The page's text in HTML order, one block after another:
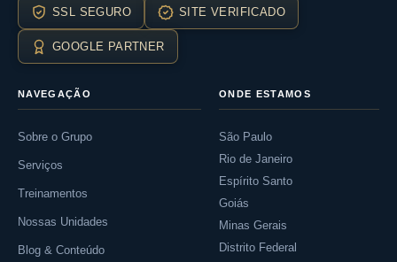
SSL SEGURO SITE VERIFICADO
GOOGLE PARTNER
NAVEGAÇÃO
Sobre o Grupo
Serviços
Treinamentos
Nossas Unidades
Blog & Conteúdo
ONDE ESTAMOS
São Paulo
Rio de Janeiro
Espírito Santo
Goiás
Minas Gerais
Distrito Federal